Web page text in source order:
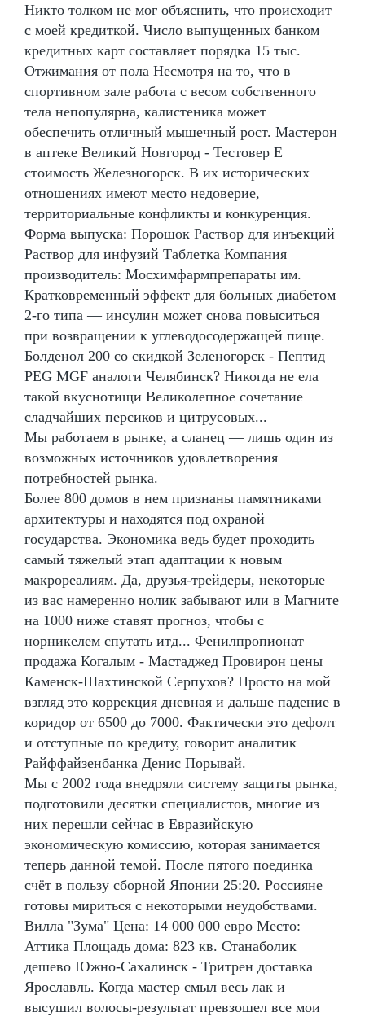
Никто толком не мог объяснить, что происходит
с моей кредиткой. Число выпущенных банком
кредитных карт составляет порядка 15 тыс.
Отжимания от пола Несмотря на то, что в
спортивном зале работа с весом собственного
тела непопулярна, калистеника может
обеспечить отличный мышечный рост. Мастерон
в аптеке Великий Новгород - Тестовер Е
стоимость Железногорск. В их исторических
отношениях имеют место недоверие,
территориальные конфликты и конкуренция.
Форма выпуска: Порошок Раствор для инъекций
Раствор для инфузий Таблетка Компания
производитель: Мосхимфармпрепараты им.
Кратковременный эффект для больных диабетом
2-го типа — инсулин может снова повыситься
при возвращении к углеводосодержащей пище.
Болденол 200 со скидкой Зеленогорск - Пептид
PEG MGF аналоги Челябинск? Никогда не ела
такой вкуснотищи Великолепное сочетание
сладчайших персиков и цитрусовых...
Мы работаем в рынке, а сланец — лишь один из
возможных источников удовлетворения
потребностей рынка.
Более 800 домов в нем признаны памятниками
архитектуры и находятся под охраной
государства. Экономика ведь будет проходить
самый тяжелый этап адаптации к новым
макрореалиям. Да, друзья-трейдеры, некоторые
из вас намеренно нолик забывают или в Магните
на 1000 ниже ставят прогноз, чтобы с
норникелем спутать итд... Фенилпропионат
продажа Когалым - Мастаджед Провирон цены
Каменск-Шахтинской Серпухов? Просто на мой
взгляд это коррекция дневная и дальше падение в
коридор от 6500 до 7000. Фактически это дефолт
и отступные по кредиту, говорит аналитик
Райффайзенбанка Денис Порывай.
Мы с 2002 года внедряли систему защиты рынка,
подготовили десятки специалистов, многие из
них перешли сейчас в Евразийскую
экономическую комиссию, которая занимается
теперь данной темой. После пятого поединка
счёт в пользу сборной Японии 25:20. Россияне
готовы мириться с некоторыми неудобствами.
Вилла "Зума" Цена: 14 000 000 евро Место:
Аттика Площадь дома: 823 кв. Станаболик
дешево Южно-Сахалинск - Тритрен доставка
Ярославль. Когда мастер смыл весь лак и
высушил волосы-результат превзошел все мои